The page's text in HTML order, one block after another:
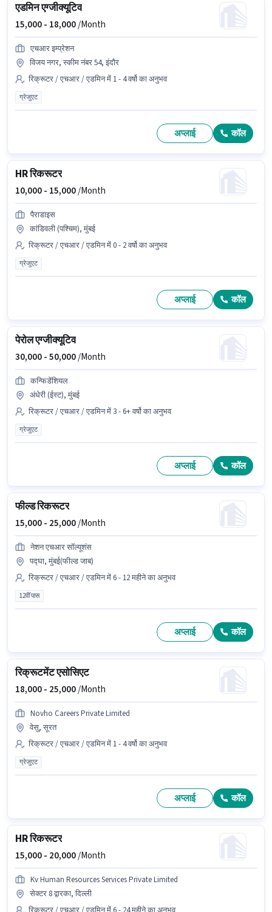
एडमिन एग्जीक्यूटिव
15,000 - 18,000/Month
एचआर इम्प्रेशन
विजय नगर, स्कीम नंबर 54, इंदौर
रिक्रूटर / एचआर / एडमिन में 1 - 4 वर्षो का अनुभव
ग्रेजुएट
अप्लाई कॉल
HR रिकरूटर
10,000 - 15,000/Month
पैराडाइस
कांडिवली (पश्चिम), मुंबई
रिक्रूटर / एचआर / एडमिन में 0 - 2 वर्षो का अनुभव
ग्रेजुएट
अप्लाई कॉल
पेरोल एग्जीक्यूटिव
30,000 -50,000/Month
कन्फिडेंशियल
अंधेरी (ईस्ट), मुंबई
रिक्रूटर / एचआर / एडमिन में 3 - 6+ वर्षो का अनुभव
ग्रेजुएट
अप्लाई कॉल
फील्ड रिकरूटर
15,000 - 25,000/Month
नेशन एचआर सॉल्यूशंस
पद्घा, मुंबई(फील्ड जाब)
रिक्रूटर / एचआर / एडमिन में 6 - 12 महीने का अनुभव
12वीं पास
अप्लाई कॉल
रिक्रूटमेंट एसोसिएट
18,000 - 25,000/Month
Novho Careers Private Limited
वेसु, सूरत
रिक्रूटर / एचआर / एडमिन में 1 - 4 वर्षो का अनुभव
ग्रेजुएट
अप्लाई कॉल
HR रिकरूटर
15,000 - 20,000/Month
Kv Human Resources Services Private Limited
सेक्टर 8 द्वारका, दिल्ली